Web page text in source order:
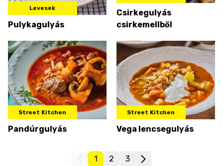
Levesek
Pulykagulyás
Csirkegulyás
csirkemellből
Street Kitchen
Pandúrgulyás
Street Kitchen
Vega lencsegulyás
1 2 3